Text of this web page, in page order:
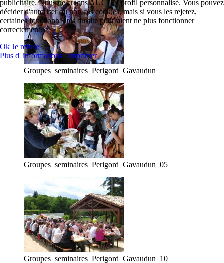
Groupes_seminaires_Perigord_Gavaudun
Groupes_seminaires_Perigord_Gavaudun_05
Groupes_seminaires_Perigord_Gavaudun_10
publicitaire. Nous ne créons AUCUN profil personnalisé. Vous pouvez
décider d'autoriser ou non ces cookies, mais si vous les rejetez,
certaines fonctionnalités du site pourraient ne plus fonctionner
correctement.
Ok Je refuse
Plus d' informations|Imprimer